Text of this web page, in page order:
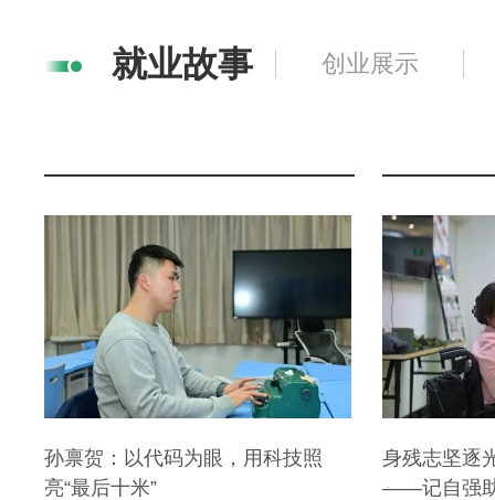
就业故事 创业展示
孙禀贺：以代码为眼，用科技照
亮“最后十米”
身残志坚逐
——记自强